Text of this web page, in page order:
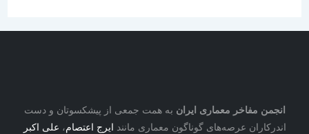
مفاخر معماری ایرانبه همت جمعی از پیشکسوتان و دست
عرصه‌های گوناگون معماری مانندایرج اعتصام،علی اکبر